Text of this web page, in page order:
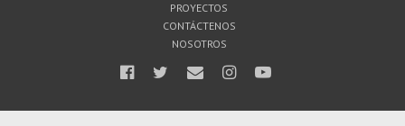
PROYECTOS
CONTÁCTENOS
NOSOTROS